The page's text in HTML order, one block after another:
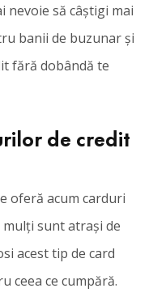
nevoie să câștigi mai
banii de buzunar și
fără dobândă te
de credit
oferă acum carduri
sunt atrași de
acest tip de card
ceea ce cumpără.